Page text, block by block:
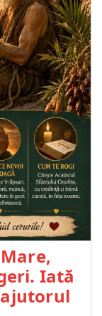
Iată